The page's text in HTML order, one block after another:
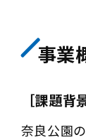
事業
［課題背
奈良公園